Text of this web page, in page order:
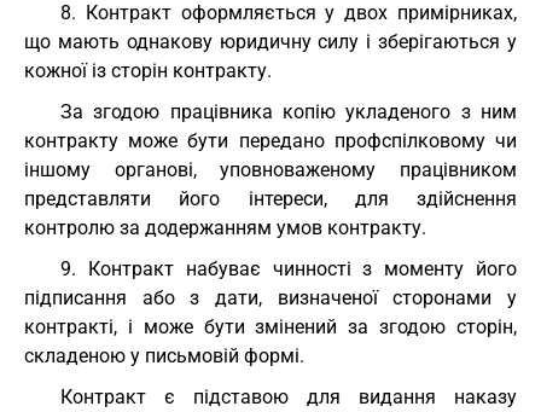
8. Контракт оформляється у двох примірниках,
що мають однакову юридичну силу і зберігаються у
кожної із сторін контракту.
За згодою працівника копію укладеного з ним
контракту може бути передано профспілковому чи
іншому органові, уповноваженому працівником
представляти його інтереси, для здійснення
контролю за додержанням умов контракту.
9. Контракт набуває чинності з моменту його
підписання або з дати, визначеної сторонами у
контракті, і може бути змінений за згодою сторін,
складеною у письмовій формі.
Контракт є підставою для видання наказу